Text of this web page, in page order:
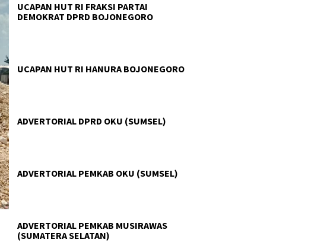
UCAPAN HUT RI FRAKSI PARTAI
DEMOKRAT DPRD BOJONEGORO
UCAPAN HUT RI HANURA BOJONEGORO
ADVERTORIAL DPRD OKU (SUMSEL)
ADVERTORIAL PEMKAB OKU (SUMSEL)
ADVERTORIAL PEMKAB MUSIRAWAS
(SUMATERA SELATAN)